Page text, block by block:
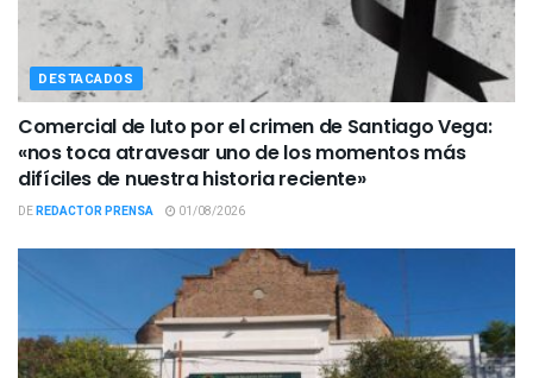
DESTACADOS
Comercial de luto por el crimen de Santiago Vega:
«nos toca atravesar uno de los momentos más
difíciles de nuestra historia reciente»
DEREDACTOR PRENSA 01/08/2026